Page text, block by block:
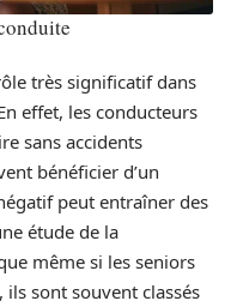
très significatif dans
effet, les conducteurs
sans accidents
bénéficier d’un
peut entraîner des
étude de la
même si les seniors
sont souvent classés